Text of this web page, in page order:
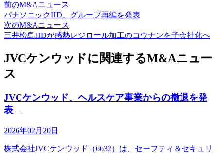
前のM&Aニュース
パナソニックHD、グループ再編を発表
次のM&Aニュース
三井松島HDが感熱レジロール加工のコウナンを子会社化へ
JVCケンウッドに関連するM&Aニュー
ス
JVCケンウッド、ヘルスケア事業からの撤退を発
表
2026年02月20日
株式会社JVCケンウッド（6632）は、セーフティ＆セキュリ